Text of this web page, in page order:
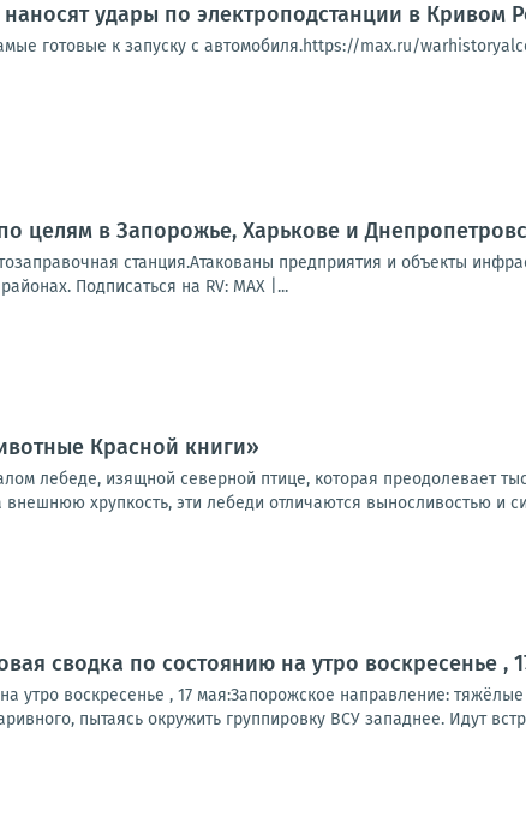
удары по электроподстанции в Кривом
готовые к запуску с автомобиля.https://max.ru/
целям в Запорожье, Харькове и
станция.Атакованы предприятия и объекты
Подписаться на RV: MAX |...
Красной книги»
лебеде, изящной северной птице, которая преодолевает
хрупкость, эти лебеди отличаются выносливостью и
сводка по состоянию на утро воскресенье ,
утро воскресенье , 17 мая:Запорожское направление:
пытаясь окружить группировку ВСУ западнее. Идут